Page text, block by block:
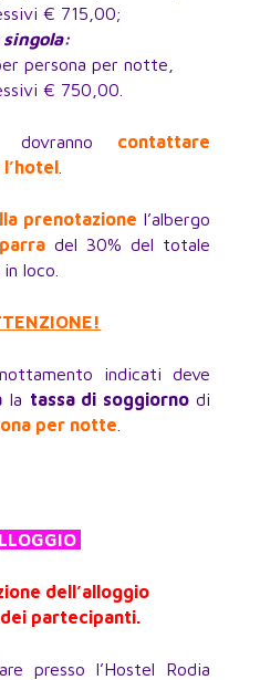
€ 715,00;
singola:
persona per notte,
€ 750,00.
dovranno contattare
.
prenotazione l’albergo
del 30% del totale
loco.
indicati deve
la tassa di soggiornodi
per notte
dell’alloggio
partecipanti.
presso l’Hostel Rodia